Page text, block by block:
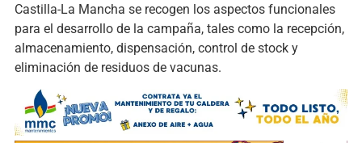
Castilla-La Mancha se recogen los aspectos funcionales
para el desarrollo de la campaña, tales como la recepción,
almacenamiento, dispensación, control de stock y
eliminación de residuos de vacunas.